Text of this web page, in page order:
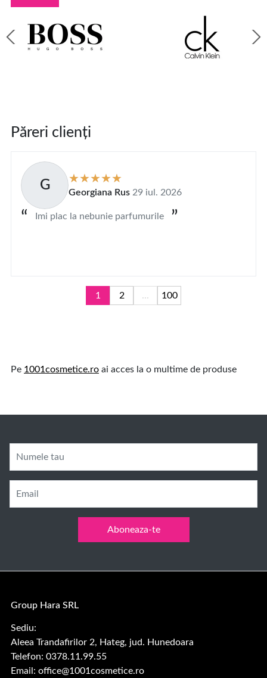
Păreri clienți
G Georgiana Rus 29 iul. 2026
Imi plac la nebunie parfumurile
1 2 ... 100
Pe 1001cosmetice.ro ai acces la o multime de produse
Numele tau
Email
Aboneaza-te
Group Hara SRL
Sediu:
Aleea Trandafirilor 2, Hateg, jud. Hunedoara
Telefon: 0378.11.99.55
Email: office@1001cosmetice.ro